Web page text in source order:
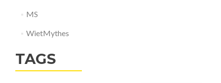
MS
WietMythes
TAGS